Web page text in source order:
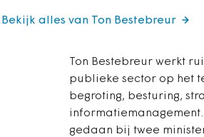
Ton Bestebreur werkt
publieke sector op het
begroting, besturing,
gedaan bij twee
Bekijk alles van Ton Bestebreur